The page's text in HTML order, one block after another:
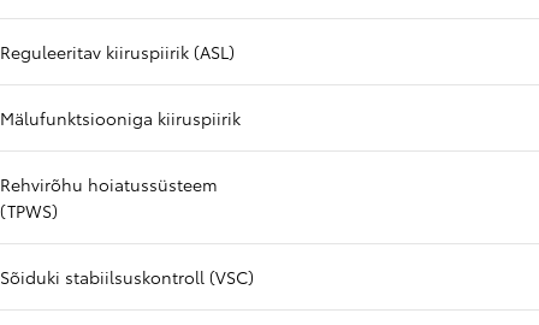
Reguleeritav kiiruspiirik (ASL)
Mälufunktsiooniga kiiruspiirik
Rehvirõhu hoiatussüsteem
(TPWS)
Sõiduki stabiilsuskontroll (VSC)